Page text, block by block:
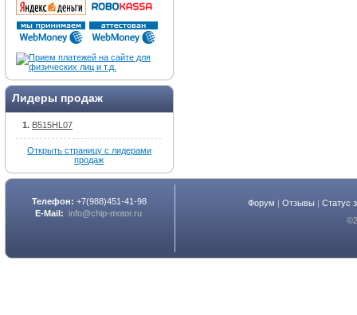
Лидеры продаж
B515HL07
Открыть страницу с лидерами
продаж
Телефон: +7(988)451-41-98
E-Mail: info@chip-motor.ru
Форум |Отзывы |Статус